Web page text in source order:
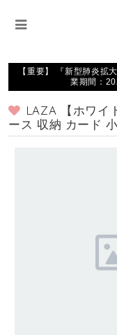
【重要】 『新型肺炎拡
業期間：
LAZA 【ホワイ
ース 収納 カード